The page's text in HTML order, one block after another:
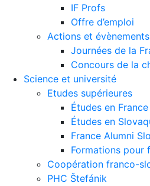
IF Profs
Offre d’emploi
Actions et évènements
Journées de la
Concours de la
Science et université
Etudes supérieures
Études en France
Études en
France Alumni
Formations pour
Coopération franco-
PHC Štefánik